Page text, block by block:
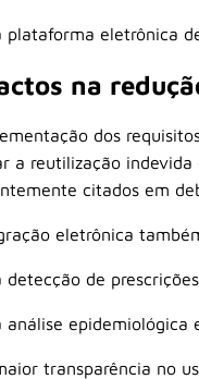
plataforma eletrônica
na
dos
a reutilização
citados em
eletrônica
detecção de
análise
transparência no